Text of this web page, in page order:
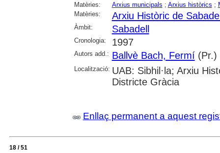
Matèries: Arxius municipals ; Arxius històrics ;
Matèries:
Arxiu Històric de
Àmbit: Sabadell
Cronologia: 1997
Autors add.: Ballvè Bach, Fermí
Localització: UAB: Sibhil·la; Arxiu
Districte Gràcia
Enllaç permanent a aquest
18 / 51